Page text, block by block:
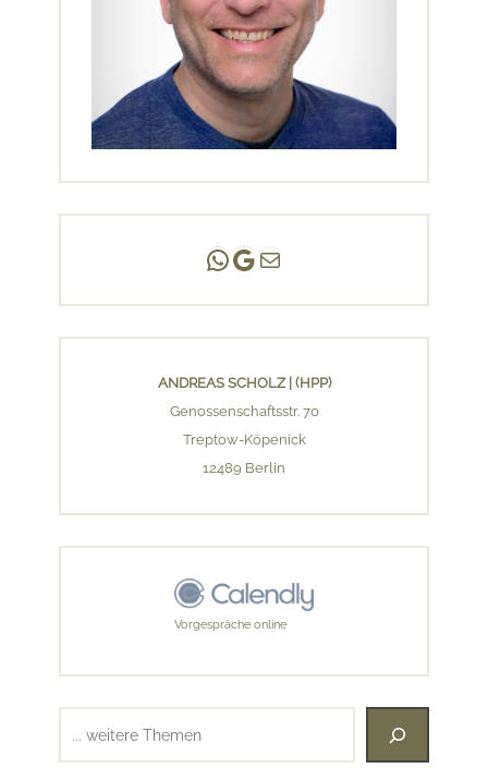
Andreas Scholz | (HPP)
Praxis Adlershof
E-Mail an mich ...
ANDREAS SCHOLZ | (HPP)
Genossenschaftsstr. 70
Treptow-Köpenick
12489 Berlin
Vorgespräche online